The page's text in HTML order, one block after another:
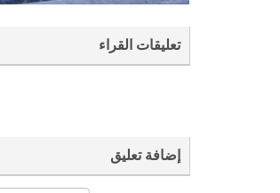
تعليقات القراء
إضافة تعليق